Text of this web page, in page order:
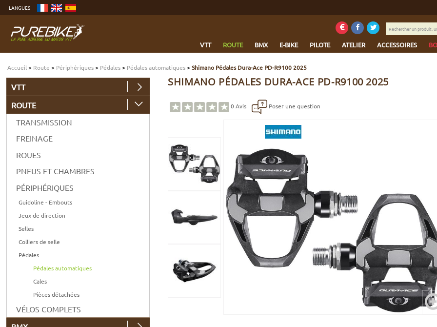
contenu
menu
Aller
LANGUES
VTT ROUTE BMX E-BIKE PILOTE ATELIER ACCESSOIRES
Rechercher
un
une
marque...
Accueil > Route > Périphériques> Pédales> Pédales automatiques>Shimano Pédales Dura-Ace PD-R9100 2025
SHIMANO PÉDALES DURA-ACE PD-R9100 2025
0 Avis Poser une question
VTT
ROUTE
TRANSMISSION
FREINAGE
ROUES
PNEUS ET CHAMBRES
PÉRIPHÉRIQUES
Guidoline - Embouts
Jeux de direction
Selles
Colliers de selle
Pédales
Pédales automatiques
Cales
Pièces détachées
VÉLOS COMPLETS